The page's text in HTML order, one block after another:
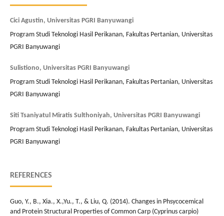
Cici Agustin, Universitas PGRI Banyuwangi
Program Studi Teknologi Hasil Perikanan, Fakultas Pertanian, Universitas
PGRI Banyuwangi
Sulistiono, Universitas PGRI Banyuwangi
Program Studi Teknologi Hasil Perikanan, Fakultas Pertanian, Universitas
PGRI Banyuwangi
Siti Tsaniyatul Miratis Sulthoniyah, Universitas PGRI Banyuwangi
Program Studi Teknologi Hasil Perikanan, Fakultas Pertanian, Universitas
PGRI Banyuwangi
REFERENCES
Guo, Y., B., Xia., X.,Yu., T., & Liu, Q. (2014). Changes in Phsycocemical
and Protein Structural Properties of Common Carp (Cyprinus carpio)